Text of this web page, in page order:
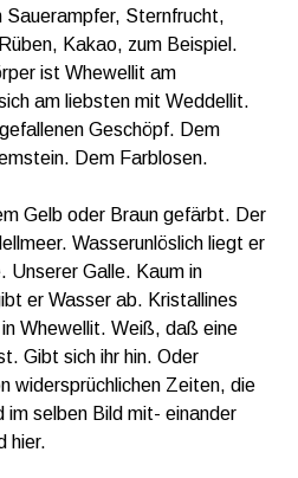
Sauerampfer, Sternfrucht,
Kakao, zum Beispiel.
ist Whewellit am
am liebsten mit Weddellit.
nen Geschöpf. Dem
Dem Farblosen.
Gelb oder Braun gefärbt. Der
Wasserunlöslich liegt er
Unserer Galle. Kaum in
er Wasser ab. Kristallines
Whewellit. Weiß, daß eine
Gibt sich ihr hin. Oder
widersprüchlichen Zeiten, die
im selben Bild mit- einander
hier.